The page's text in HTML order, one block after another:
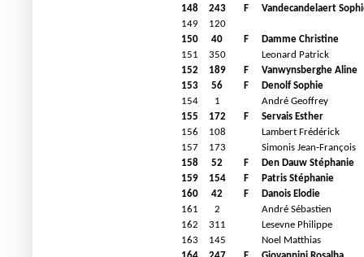
148
243 F
Vandecandelaert
149
120
150
40 F
Damme Christine
151
350
Leonard Patrick
152
189 F
Vanwynsberghe Aline
153
56 F
Denolf Sophie
154
1
André Geoffrey
155
172 F
Servais Esther
156
108
Lambert Frédérick
157
173
Simonis Jean-François
158
52 F
Den Dauw Stéphanie
159
154 F
Patris Stéphanie
160
42 F
Danois Elodie
161
2
André Sébastien
162
311
Lesevne Philippe
163
145
Noel Matthias